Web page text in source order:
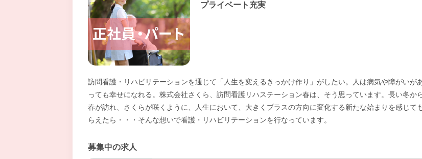
プライベート充実
訪問看護・リハビリテーションを通じて「人生を変えるきっかけ作り」がしたい。人は病気や障がいが
っても幸せになれる。株式会社さくら、訪問看護リハステーション春は、そう思っています。長い冬か
春が訪れ、さくらが咲くように、人生において、大きくプラスの方向に変化する新たな始まりを感じて
らえたら・・・そんな想いで看護・リハビリテーションを行なっています。
募集中の求人